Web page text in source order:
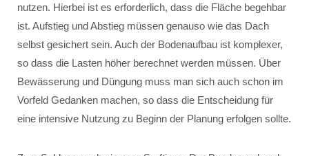
nutzen. Hierbei ist es erforderlich, dass die Fläche begehbar
ist. Aufstieg und Abstieg müssen genauso wie das Dach
selbst gesichert sein. Auch der Bodenaufbau ist komplexer,
so dass die Lasten höher berechnet werden müssen. Über
Bewässerung und Düngung muss man sich auch schon im
Vorfeld Gedanken machen, so dass die Entscheidung für
eine intensive Nutzung zu Beginn der Planung erfolgen sollte.